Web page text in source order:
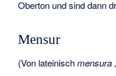
Oberton und sind dann
Mensur
(Von lateinischmensura